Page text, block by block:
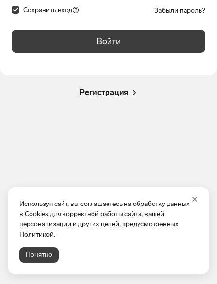
Используя сайт, вы соглашаетесь на обработку данных
в Cookies для корректной работы сайта, вашей
персонализации и других целей, предусмотренных
Политикой.
Понятно
Сохранить вход Забыли пароль?
Войти
Регистрация